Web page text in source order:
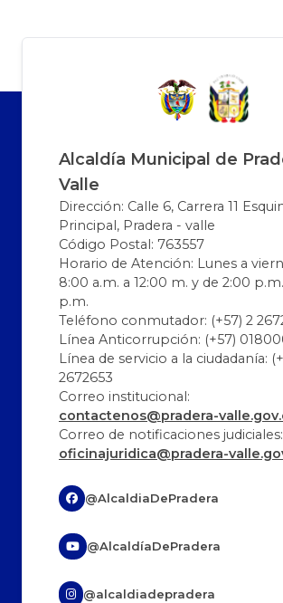
Alcaldía Municipal de
Valle
Dirección: Calle 6, Carrera 11
Principal, Pradera - valle
Código Postal: 763557
Horario de Atención: Lunes a
8:00 a.m. a 12:00 m. y de 2:00
p.m.
Teléfono conmutador: (+57) 2
Línea Anticorrupción: (+57)
Línea de servicio a la ciudadanía:
2672653
Correo institucional:
contactenos@pradera-
Correo de notificaciones judiciales:
oficinajuridica@pradera-
@AlcaldiaDePradera
@AlcaldíaDePradera
@alcaldiadepradera